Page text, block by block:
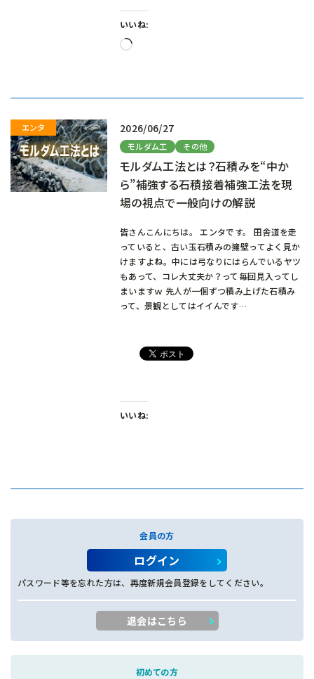
いいね:
読
2026/06/27
モルダム工 その他
モルダム工法とは？石積みを“中か
ら”補強する石積接着補強工法を現
場の視点で一般向けの解説
皆さんこんにちは。 エンタです。 田舎道を走
っていると、古い玉石積みの擁壁ってよく見か
けますよね。中には弓なりにはらんでいるヤツ
もあって、コレ大丈夫か？って毎回見入ってし
まいますｗ 先人が一個ずつ積み上げた石積み
って、景観としてはイイんです…
いいね:
会員の方
ログイン
パスワード等を忘れた方は、再度新規会員登録をしてください。
退会はこちら
初めての方